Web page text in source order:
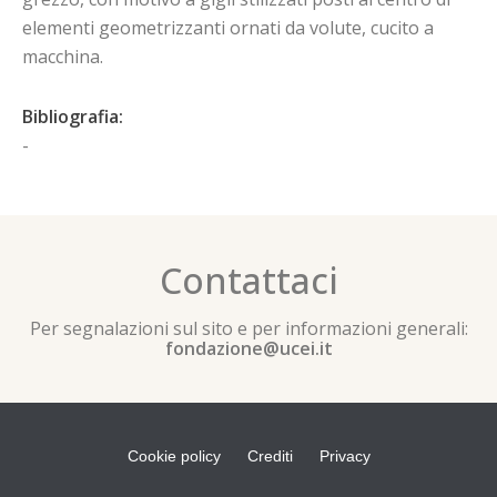
elementi geometrizzanti ornati da volute, cucito a
macchina.
Bibliografia:
-
Contattaci
Per segnalazioni sul sito e per informazioni generali:
fondazione@ucei.it
Cookie policy Crediti Privacy